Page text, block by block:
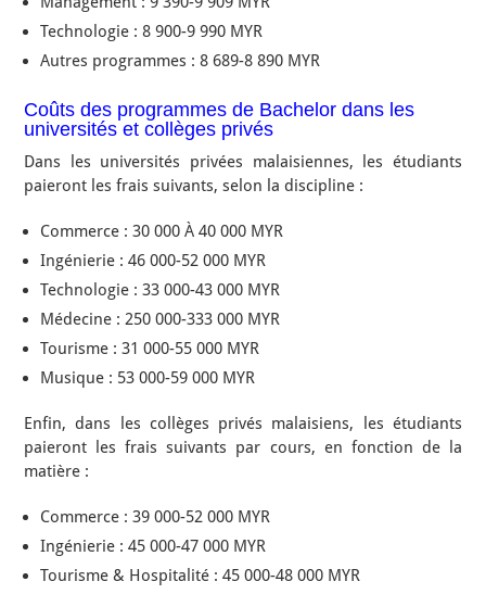
Technologie : 8 900-9 990 MYR
Autres programmes : 8 689-8 890 MYR
Coûts des programmes de Bachelor dans les
universités et collèges privés
Dans les universités privées malaisiennes, les étudiants
paieront les frais suivants, selon la discipline :
Commerce : 30 000 À 40 000 MYR
Ingénierie : 46 000-52 000 MYR
Technologie : 33 000-43 000 MYR
Médecine : 250 000-333 000 MYR
Tourisme : 31 000-55 000 MYR
Musique : 53 000-59 000 MYR
Enfin, dans les collèges privés malaisiens, les étudiants
paieront les frais suivants par cours, en fonction de la
matière :
Commerce : 39 000-52 000 MYR
Ingénierie : 45 000-47 000 MYR
Tourisme & Hospitalité : 45 000-48 000 MYR